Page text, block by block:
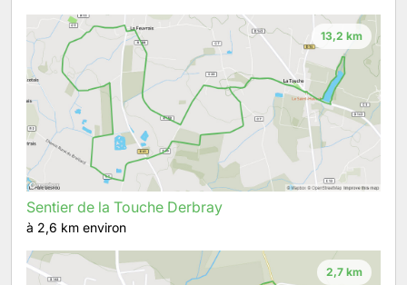
13,2 km
Sentier de la Touche Derbray
à 2,6 km environ
2,7 km